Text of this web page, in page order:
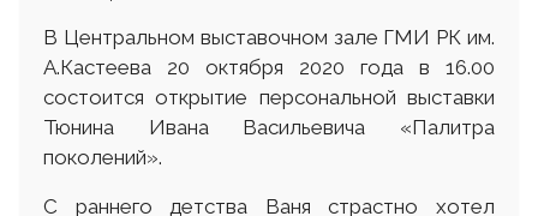
В Центральном выставочном зале ГМИ РК им.
А.Кастеева 20 октября 2020 года в 16.00
состоится открытие персональной выставки
Тюнина Ивана Васильевича «Палитра
поколений».
С раннего детства Ваня страстно хотел